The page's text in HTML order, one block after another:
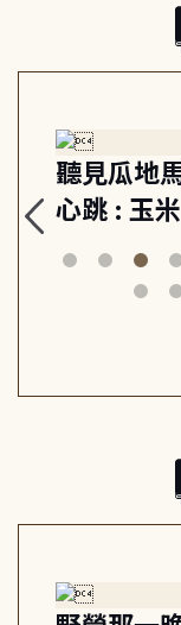
,
重啟你的
關 : 高壓
爆炸指南
減輕身